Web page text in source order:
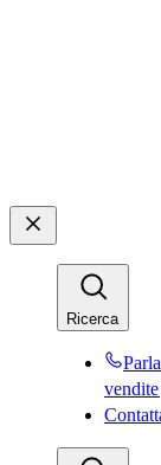
Ricerca​​
vendite​​